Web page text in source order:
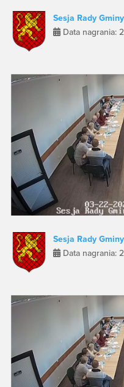
Sesja Rady
Data nagrania:
Sesja Rady
Data nagrania: